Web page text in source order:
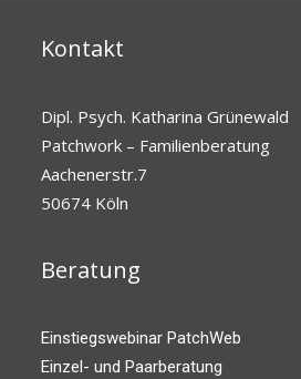
Kontakt
Dipl. Psych. Katharina Grünewald
Patchwork – Familienberatung
Aachenerstr.7
50674 Köln
Beratung
Einstiegswebinar PatchWeb
Einzel- und Paarberatung